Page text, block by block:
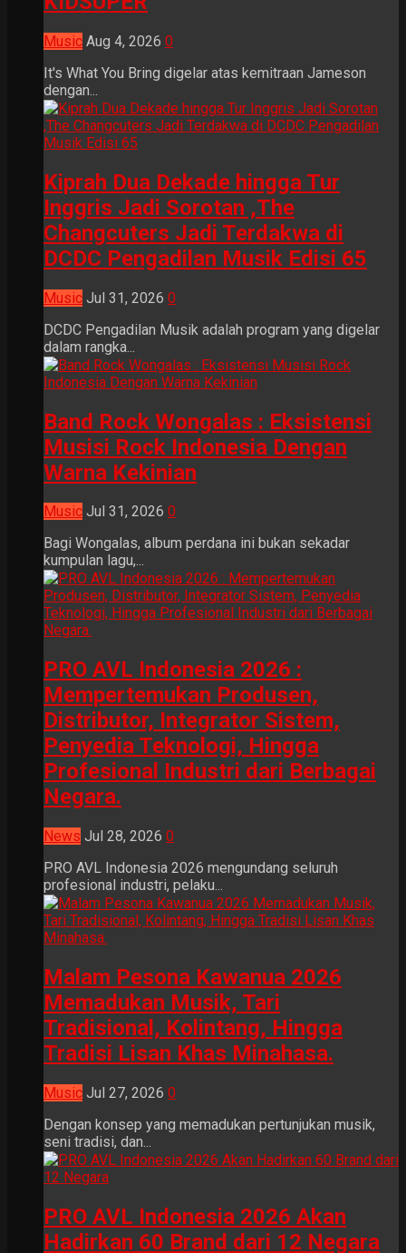
Music Aug 4, 2026 0
It's What You Bring digelar atas kemitraan Jameson
dengan...
Kiprah Dua Dekade hingga Tur
Inggris Jadi Sorotan ,The
Changcuters Jadi Terdakwa di
DCDC Pengadilan Musik Edisi 65
Music Jul 31, 2026 0
DCDC Pengadilan Musik adalah program yang digelar
dalam rangka...
Band Rock Wongalas : Eksistensi
Musisi Rock Indonesia Dengan
Warna Kekinian
Music Jul 31, 2026 0
Bagi Wongalas, album perdana ini bukan sekadar
kumpulan lagu,...
PRO AVL Indonesia 2026 :
Mempertemukan Produsen,
Distributor, Integrator Sistem,
Penyedia Teknologi, Hingga
Profesional Industri dari Berbagai
Negara.
News Jul 28, 2026 0
PRO AVL Indonesia 2026 mengundang seluruh
profesional industri, pelaku...
Malam Pesona Kawanua 2026
Memadukan Musik, Tari
Tradisional, Kolintang, Hingga
Tradisi Lisan Khas Minahasa.
Music Jul 27, 2026 0
Dengan konsep yang memadukan pertunjukan musik,
seni tradisi, dan...
PRO AVL Indonesia 2026 Akan
Hadirkan 60 Brand dari 12 Negara